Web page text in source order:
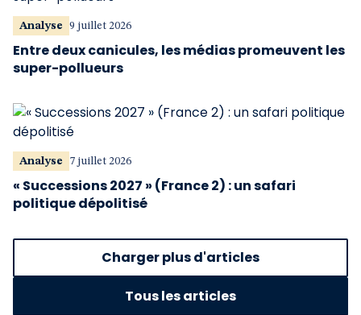
Analyse 9 juillet 2026
Entre deux canicules, les médias promeuvent les
super-pollueurs
Analyse 7 juillet 2026
« Successions 2027 » (France 2) : un safari
politique dépolitisé
Charger plus d'articles
Tous les articles